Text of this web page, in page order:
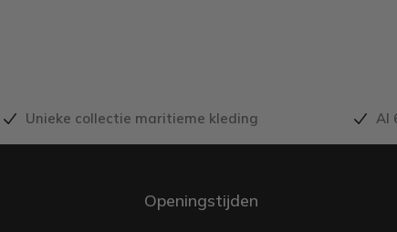
Unieke collectie maritieme kleding Al
Openingstijden